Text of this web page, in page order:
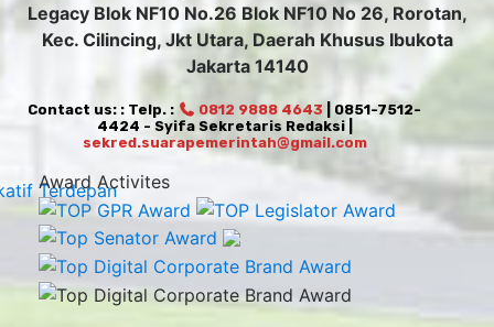
Legacy Blok NF10 No.26 Blok NF10 No 26, Rorotan,
Kec. Cilincing, Jkt Utara, Daerah Khusus Ibukota
Jakarta 14140
Contact us: : Telp. : 0812 9888 4643 | 0851-7512-
4424 - Syifa Sekretaris Redaksi |
sekred.suarapemerintah@gmail.com
Award Activites